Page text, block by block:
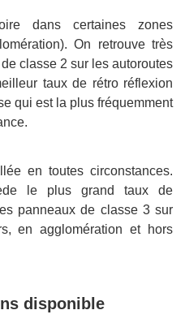
dans certaines zones
On retrouve très
classe 2 sur les autoroutes
taux de rétro réflexion
qui est la plus fréquemment
en toutes circonstances.
le plus grand taux de
panneaux de classe 3 sur
en agglomération et hors
disponible